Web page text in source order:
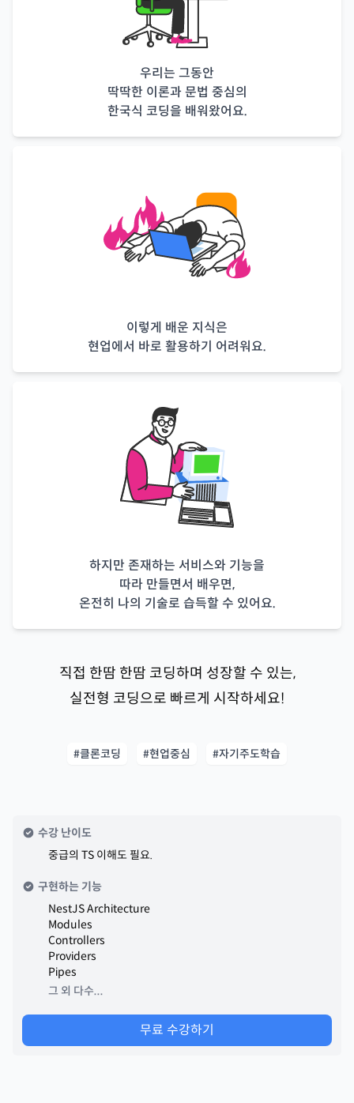
우리는 그동안
딱딱한 이론과 문법 중심의
한국식 코딩을 배워왔어요.
이렇게 배운 지식은
현업에서 바로 활용하기 어려워요.
하지만 존재하는 서비스와 기능을
따라 만들면서 배우면,
온전히 나의 기술로 습득할 수 있어요.
직접 한땀 한땀 코딩하며 성장할 수 있는,
실전형 코딩으로 빠르게 시작하세요!
#클론코딩 #현업중심 #자기주도학습
수강 난이도
중급의 TS 이해도 필요.
구현하는 기능
NestJS Architecture
Modules
Controllers
Providers
Pipes
그 외 다수...
무료 수강하기